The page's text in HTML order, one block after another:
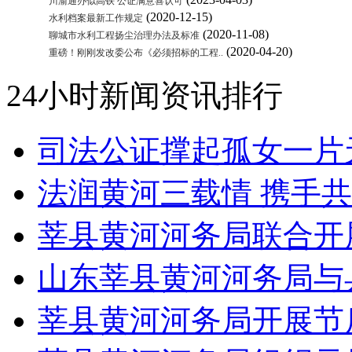
水利档案最新工作规定 (2020-12-15)
聊城市水利工程扬尘治理办法及标准 (2020-11-08)
重磅！刚刚发改委公布《必须招标的工程.. (2020-04-20)
24小时新闻资讯排行
司法公证撑起孤女一片
法润黄河三载情 携手
莘县黄河河务局联合开
山东莘县黄河河务局
莘县黄河河务局开展